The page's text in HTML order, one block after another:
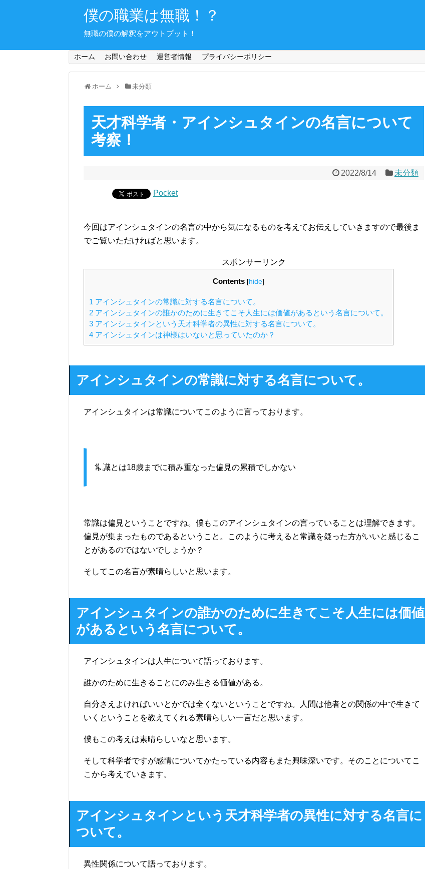
僕の職業は無職！？
無職の僕の解釈をアウトプット！
ホーム お問い合わせ 運営者情報 プライバシーポリシー
ホーム 未分類
天才科学者・アインシュタインの名言について
考察！
2022/8/14 未分類
Pocket
今回はアインシュタインの名言の中から気になるものを考えてお伝えしていきますので最後ま
でご覧いただければと思います。
スポンサーリンク
Contents [hide]
1 アインシュタインの常識に対する名言について。
2 アインシュタインの誰かのために生きてこそ人生には価値があるという名言について。
3 アインシュタインという天才科学者の異性に対する名言について。
4 アインシュタインは神様はいないと思っていたのか？
アインシュタインの常識に対する名言について。
アインシュタインは常識についてこのように言っております。
常識とは18歳までに積み重なった偏見の累積でしかない
常識は偏見ということですね。僕もこのアインシュタインの言っていることは理解できます。
偏見が集まったものであるということ。このように考えると常識を疑った方がいいと感じるこ
とがあるのではないでしょうか？
そしてこの名言が素晴らしいと思います。
アインシュタインの誰かのために生きてこそ人生には価値
があるという名言について。
アインシュタインは人生について語っております。
誰かのために生きることにのみ生きる価値がある。
自分さえよければいいとかでは全くないということですね。人間は他者との関係の中で生きて
いくということを教えてくれる素晴らしい一言だと思います。
僕もこの考えは素晴らしいなと思います。
そして科学者ですが感情についてかたっている内容もまた興味深いです。そのことについてこ
こから考えていきます。
アインシュタインという天才科学者の異性に対する名言に
ついて。
異性関係について語っております。